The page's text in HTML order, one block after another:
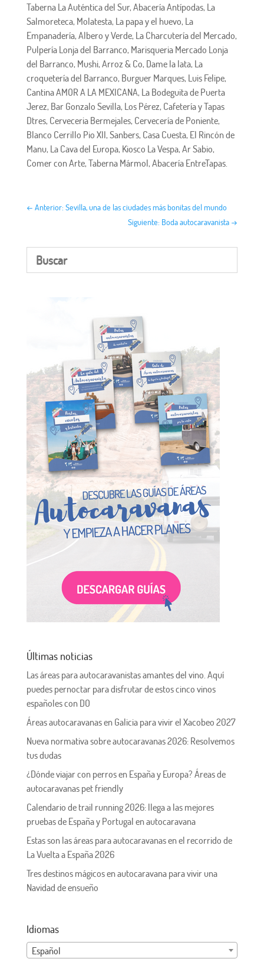
Taberna La Auténtica del Sur, Abacería Antípodas, La
Salmoreteca, Molatesta, La papa y el huevo, La
Empanadería, Albero y Verde, La Charcutería del Mercado,
Pulpería Lonja del Barranco, Marisqueria Mercado Lonja
del Barranco, Mushi, Arroz & Co, Dame la lata, La
croquetería del Barranco, Burguer Marques, Luis Felipe,
Cantina AMOR A LA MEXICANA, La Bodeguita de Puerta
Jerez, Bar Gonzalo Sevilla, Los Pérez, Cafetería y Tapas
Dtres, Cerveceria Bermejales, Cervecería de Poniente,
Blanco Cerrillo Pio XII, Sanbers, Casa Cuesta, El Rincón de
Manu, La Cava del Europa, Kiosco La Vespa, Ar Sabio,
Comer con Arte, Taberna Mármol, Abacería EntreTapas.
← Anterior: Sevilla, una de las ciudades más bonitas del mundo
Siguiente: Boda autocaravanista →
Últimas noticias
Las áreas para autocaravanistas amantes del vino. Aquí
puedes pernoctar para disfrutar de estos cinco vinos
españoles con DO
Áreas autocaravanas en Galicia para vivir el Xacobeo 2027
Nueva normativa sobre autocaravanas 2026: Resolvemos
tus dudas
¿Dónde viajar con perros en España y Europa? Áreas de
autocaravanas pet friendly
Calendario de trail running 2026: llega a las mejores
pruebas de España y Portugal en autocaravana
Estas son las áreas para autocaravanas en el recorrido de
La Vuelta a España 2026
Tres destinos mágicos en autocaravana para vivir una
Navidad de ensueño
Idiomas
Español